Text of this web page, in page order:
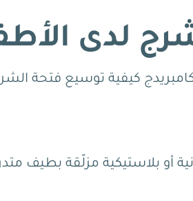
لدى
كيفية توسيع فتحة